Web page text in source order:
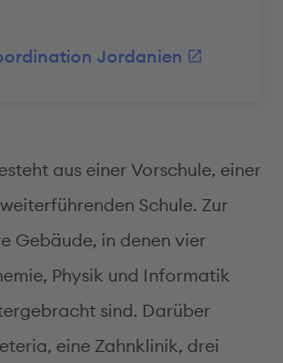
Jordanien
aus einer Vorschule, einer
Schule. Zur
Gebäude, in denen vier
Physik und Informatik
sind. Darüber
eine Zahnklinik, drei